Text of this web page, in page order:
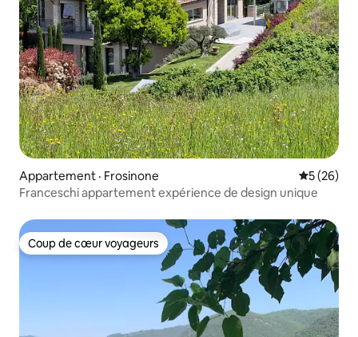
Appartement · Frosinone Note
5 (26)
Franceschi appartement expérience de design unique
Coup de cœur voyageurs
Coup de cœur voyageurs